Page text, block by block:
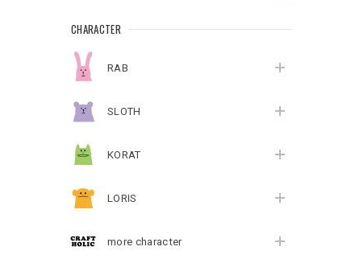
CHARACTER
RAB
SLOTH
KORAT
LORIS
more character